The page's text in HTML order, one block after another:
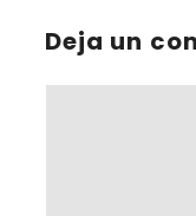
Deja un